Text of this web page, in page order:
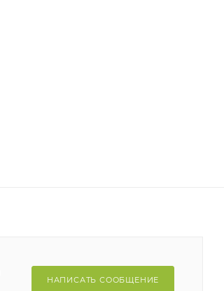
НАПИСАТЬ СООБЩЕНИЕ